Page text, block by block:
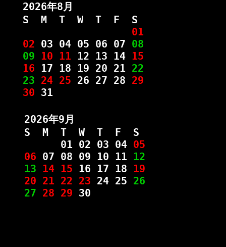
2026年8月
S M T W T F S
01
02 03 04 05 06 07 08
09 10 11 12 13 14 15
16 17 18 19 20 21 22
23 24 25 26 27 28 29
30 31
2026年9月
S M T W T F S
01 02 03 04 05
06 07 08 09 10 11 12
13 14 15 16 17 18 19
20 21 22 23 24 25 26
27 28 29 30